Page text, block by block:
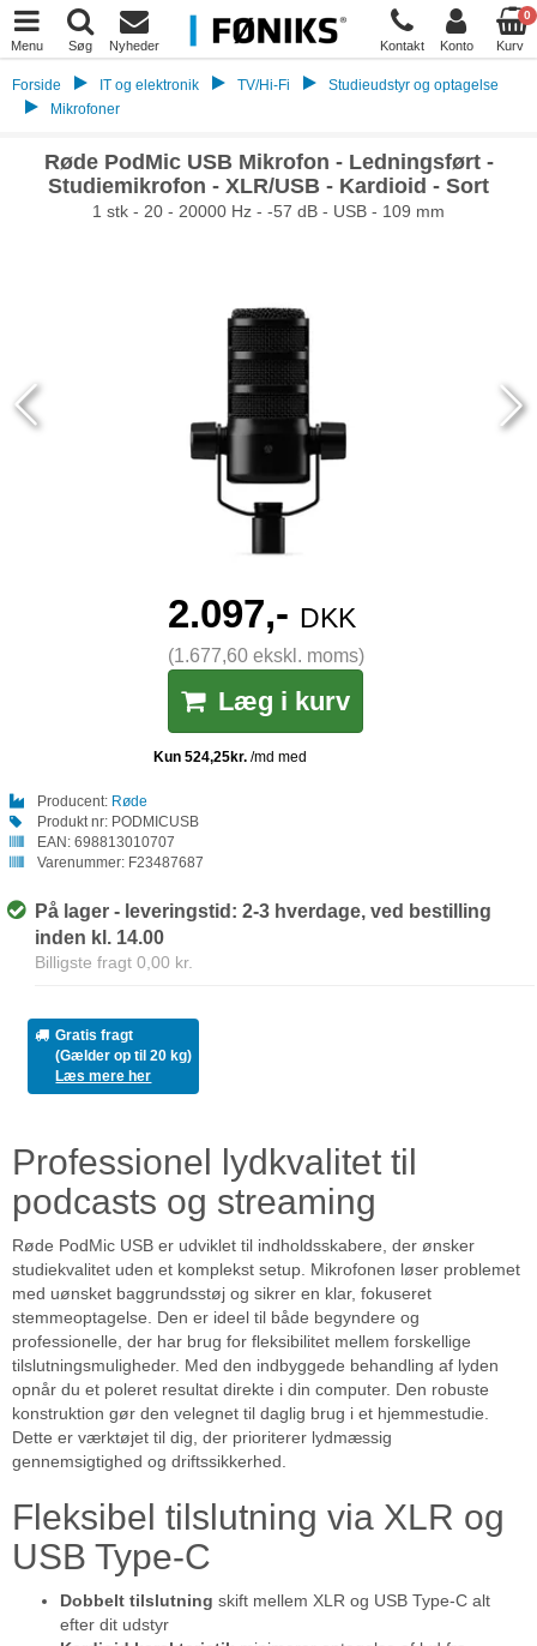
Menu Søg Nyheder Kontakt Konto
0
Kurv
Forside IT og elektronik TV/Hi-Fi
Studieudstyr og optagelse
Mikrofoner
Røde PodMic USB Mikrofon - Ledningsført -
Studiemikrofon - XLR/USB - Kardioid - Sort
1 stk - 20 - 20000 Hz - -57 dB - USB - 109 mm
2.097,- DKK
(1.677,60 ekskl. moms)
Læg i kurv
Producent: Røde
Produkt nr: PODMICUSB
EAN: 698813010707
Varenummer: F23487687
På lager - leveringstid: 2-3 hverdage, ved bestilling
inden kl. 14.00
Billigste fragt 0,00 kr.
Gratis fragt
(Gælder op til 20 kg)
Læs mere her
Professionel lydkvalitet til
podcasts og streaming
Røde PodMic USB er udviklet til indholdsskabere, der ønsker
studiekvalitet uden et komplekst setup. Mikrofonen løser problemet
med uønsket baggrundsstøj og sikrer en klar, fokuseret
stemmeoptagelse. Den er ideel til både begyndere og
professionelle, der har brug for fleksibilitet mellem forskellige
tilslutningsmuligheder. Med den indbyggede behandling af lyden
opnår du et poleret resultat direkte i din computer. Den robuste
konstruktion gør den velegnet til daglig brug i et hjemmestudie.
Dette er værktøjet til dig, der prioriterer lydmæssig
gennemsigtighed og driftssikkerhed.
Fleksibel tilslutning via XLR og
USB Type-C
Dobbelt tilslutning skift mellem XLR og USB Type-C alt
efter dit udstyr